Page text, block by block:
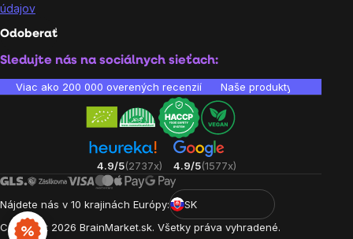
údajov
Odoberať
Sledujte nás na sociálnych sieťach:
Viac ako 200 000 overených recenzií Naše produkty sú
4.9/5(2737x) 4.9/5(1577x)
Nájdete nás v 10 krajinách Európy:
SK
Copyright 2026 BrainMarket.sk. Všetky práva vyhradené.